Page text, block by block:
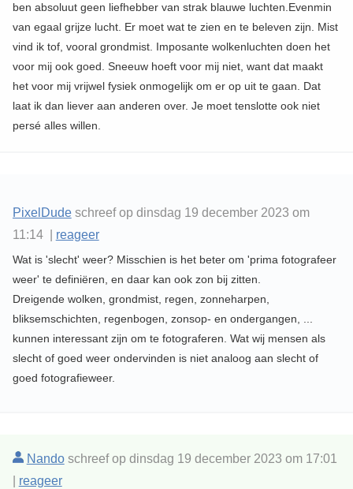
ben absoluut geen liefhebber van strak blauwe luchten.Evenmin
van egaal grijze lucht. Er moet wat te zien en te beleven zijn. Mist
vind ik tof, vooral grondmist. Imposante wolkenluchten doen het
voor mij ook goed. Sneeuw hoeft voor mij niet, want dat maakt
het voor mij vrijwel fysiek onmogelijk om er op uit te gaan. Dat
laat ik dan liever aan anderen over. Je moet tenslotte ook niet
persé alles willen.
PixelDudeschreef op dinsdag 19 december 2023 om
11:14 | reageer
Wat is 'slecht' weer? Misschien is het beter om 'prima fotografeer
weer' te definiëren, en daar kan ook zon bij zitten.
Dreigende wolken, grondmist, regen, zonneharpen,
bliksemschichten, regenbogen, zonsop- en ondergangen, ...
kunnen interessant zijn om te fotograferen. Wat wij mensen als
slecht of goed weer ondervinden is niet analoog aan slecht of
goed fotografieweer.
Nandoschreef op dinsdag 19 december 2023 om 17:01
reageer